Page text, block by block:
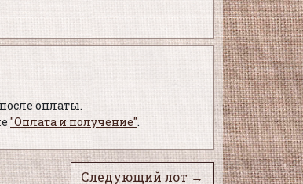
оплаты.
"Оплата и получение".
Следующий лот →